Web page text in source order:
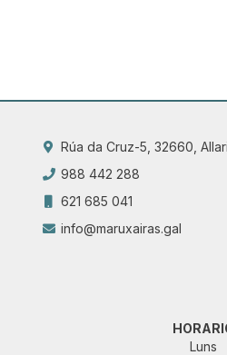
Rúa da Cruz-5, 32660,
988 442 288
621 685 041
info@maruxairas.gal
Luns